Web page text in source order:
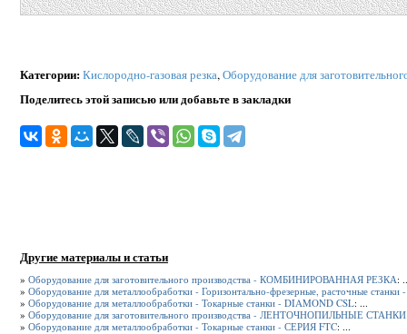
Категории:Кислородно-газовая резка, Оборудование для
Поделитесь этой записью или добавьте в закладки
Другие материалы и статьи
» Оборудование для заготовительного производства - КОМБИНИРОВАННАЯ РЕЗКА:
» Оборудование для металлообработки - Горизонтально-фрезерные, расточные
» Оборудование для металлообработки - Токарные станки - DIAMOND CSL: ...
» Оборудование для заготовительного производства - ЛЕНТОЧНОПИЛЬНЫЕ
» Оборудование для металлообработки - Токарные станки - СЕРИЯ FTC: ...